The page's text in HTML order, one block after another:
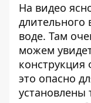
На видео
длительного
воде. Там
можем
это опасно
установлены